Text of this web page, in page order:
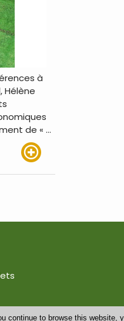
à
Hélène
de « …
continue to browse this website,